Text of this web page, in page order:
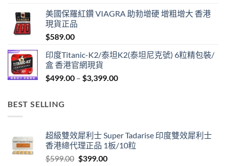
$429.00
美國保羅紅鑽 VIAGRA 助勃增硬 增粗增大 香港
現貨正品
$589.00
印度Titanic-K2/泰坦K2(泰坦尼克號) 6粒精包裝/
盒 香港官網現貨
$499.00 – $3,399.00Price
BEST SELLING
超級雙效犀利士 Super Tadarise 印度雙效犀利士
香港總代理正品 1板/10粒
$599.00 Original
$399.00Current